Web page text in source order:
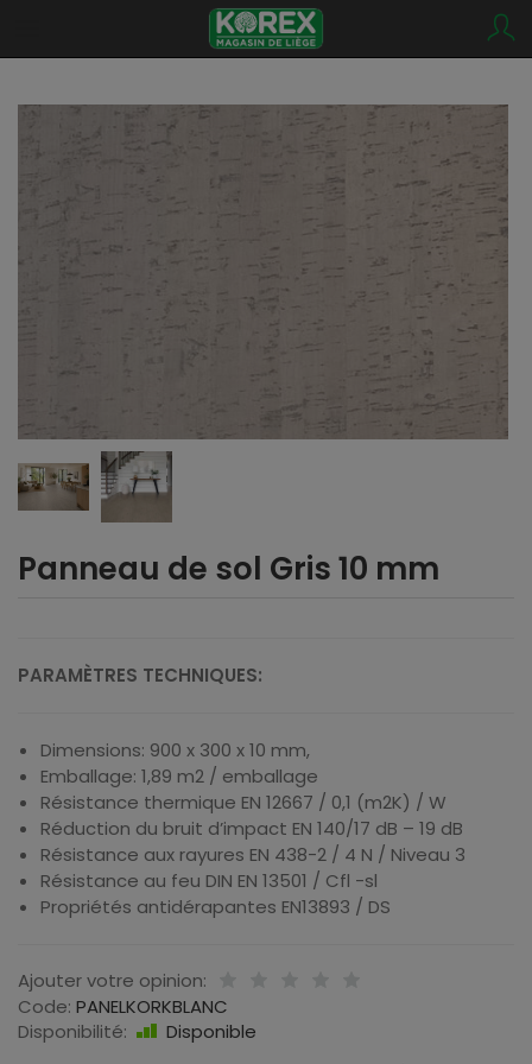
Panneau de sol Gris 10 mm
PARAMÈTRES TECHNIQUES:
Dimensions: 900 x 300 x 10 mm,
Emballage: 1,89 m2 / emballage
Résistance thermique EN 12667 / 0,1 (m2K) / W
Réduction du bruit d’impact EN 140/17 dB – 19 dB
Résistance aux rayures EN 438-2 / 4 N / Niveau 3
Résistance au feu DIN EN 13501 / Cfl -sl
Propriétés antidérapantes EN13893 / DS
Ajouter votre opinion:
Code: PANELKORKBLANC
Disponibilité:
Disponible